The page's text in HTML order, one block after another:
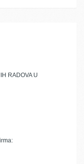
RADOVA U